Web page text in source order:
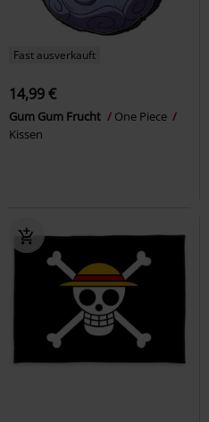
Fast ausverkauft
14,99 €
Gum Gum Frucht
One Piece
Kissen